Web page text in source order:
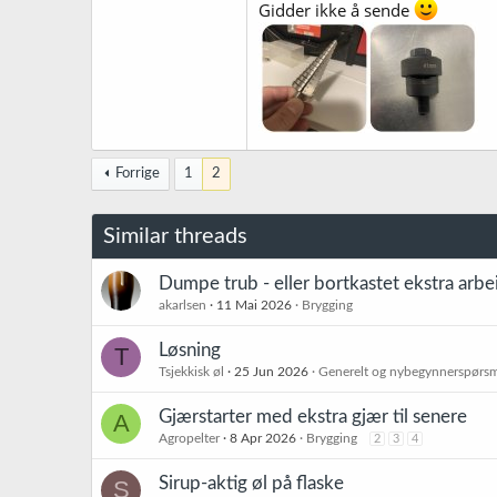
Gidder ikke å sende
Forrige 1 2
Similar threads
Dumpe trub - eller bortkastet ekstra
akarlsen 11 Mai 2026 Brygging
T Løsning
Tsjekkisk øl 25 Jun 2026 Generelt og
A Gjærstarter med ekstra gjær til senere
Agropelter 8 Apr 2026 Brygging 2 3 4
S Sirup-aktig øl på flaske